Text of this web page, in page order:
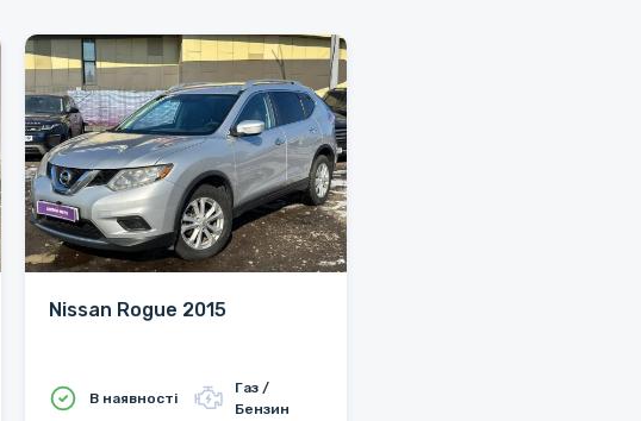
Nissan Rogue 2015
В наявності
Газ /
Бензин